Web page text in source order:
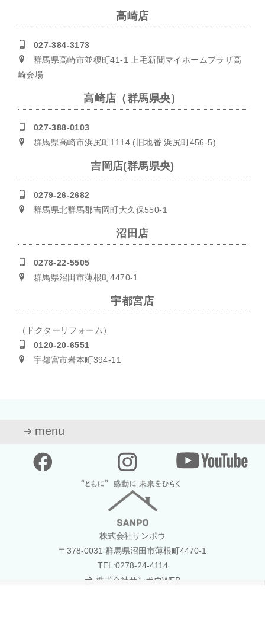
高崎店
027-384-3173
群馬県高崎市並榎町41-1 上毛新聞マイホームプラザ高
崎会場
高崎店（群馬県央）
027-388-0103
群馬県高崎市浜尻町1114 (旧地番 浜尻町456-5)
吉岡店(群馬県央)
0279-26-2682
群馬県北群馬郡吉岡町大久保550-1
沼田店
0278-22-5505
群馬県沼田市薄根町4470-1
宇都宮店
（ドクターリフォーム）
0120-20-6551
宇都宮市岩本町394-11
menu
株式会社サンポウ
〒378-0031 群馬県沼田市薄根町4470-1
TEL:0278-24-4114
株式会社サンポウWEB